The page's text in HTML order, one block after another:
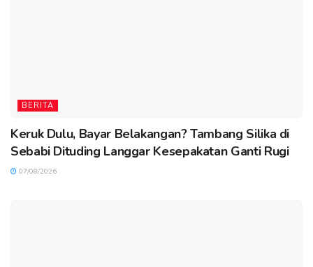
BERITA
Keruk Dulu, Bayar Belakangan? Tambang Silika di
Sebabi Dituding Langgar Kesepakatan Ganti Rugi
07/08/2026